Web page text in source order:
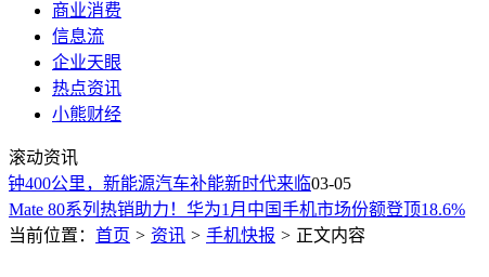
商业消费
信息流
企业天眼
热点资讯
小熊财经
滚动资讯
公里，新能源汽车补能新时代来临03-05
iQOO 15 Ultra携2K三星珠峰屏来袭，高亮护眼性能强，游戏体
GSMA携手华为等伙伴发布大上行网络倡议 共促移动AI繁荣发展
Mate 80系列热销助力！华为1月中国手机市场份额登顶18.6%
2025全球畅销手机榜：苹果七席霸榜，iPhone 16系列前三，高
2025年全球畅销智能机榜单揭晓：iPhone 16登顶，苹果三星垄
当前位置： 首页 > 资讯 > 手机快报 > 正文内容